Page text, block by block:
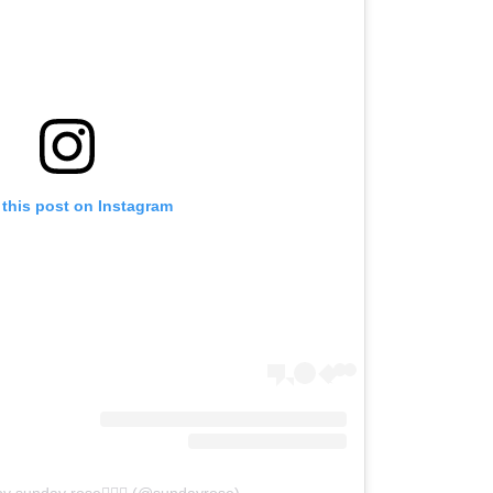
this post on Instagram